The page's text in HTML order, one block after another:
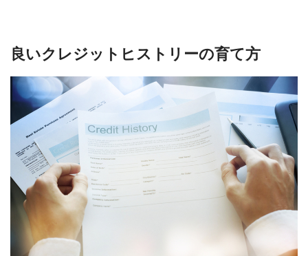
良いクレジットヒストリーの育て方